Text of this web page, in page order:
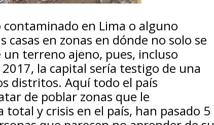
en Lima o alguno
en zonas en dónde no solo se
terreno ajeno, pues, incluso
la capital sería testigo de una
distritos. Aquí todo el país
de poblar zonas que le
y crisis en el país, han pasado 5